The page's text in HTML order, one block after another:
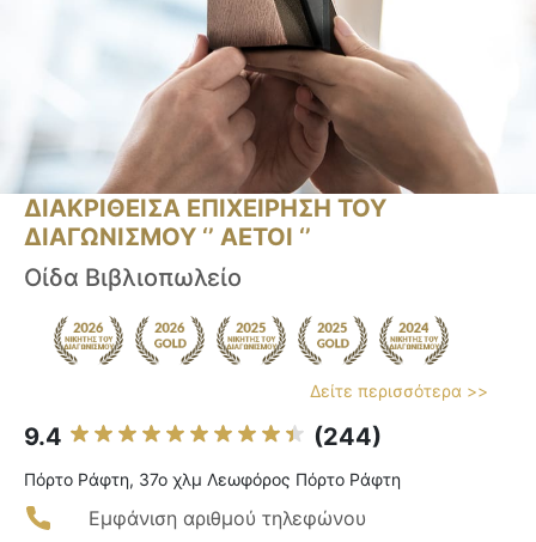
ΔΙΑΚΡΙΘΕΙΣΑ ΕΠΙΧΕΙΡΗΣΗ ΤΟΥ
ΔΙΑΓΩΝΙΣΜΟΥ ‘’ ΑΕΤΟΙ ‘’
Οίδα Βιβλιοπωλείο
Δείτε περισσότερα >>
9.4 (244)
Πόρτο Ράφτη, 37ο χλμ Λεωφόρος Πόρτο Ράφτη
Εμφάνιση αριθμού τηλεφώνου